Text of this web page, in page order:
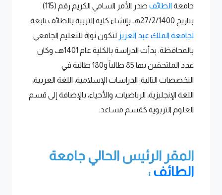
جامعةالطائف
صدر الأمر السامي الكريم رقم (115)
بتاريخ 27/2/1400هـ بإنشاء كلية التربية بالطائف تابعة
لجامعة الملك عبد العزيز لتكون نواة للتعليم الجامعي
بالمحافظة. بدأت الدراسة بالكلية عام 1401هـ، وكان
عدد الملتحقين بها 85 طالباً و180 طالبة في
التخصصات التالية: الدراسات الإسلامية، اللغة العربية،
اللغة الإنجليزية، الرياضيات، والأحياء، بالإضافة إلى قسم
العلوم التربوية كقسم مساعد.
المقر الرئيس الحالي جامعة
الطائف :